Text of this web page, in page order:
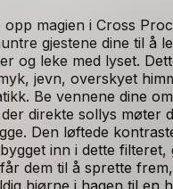
opp magien i Cross
gjestene dine til å
og leke med lyset.
jevn, overskyet
Be vennene dine
direkte sollys møter
Den løftede
inn i dette filteret,
dem til å sprette